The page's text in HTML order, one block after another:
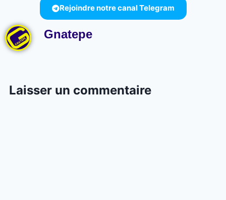
Rejoindre notre canal Telegram
Gnatepe
Laisser un commentaire